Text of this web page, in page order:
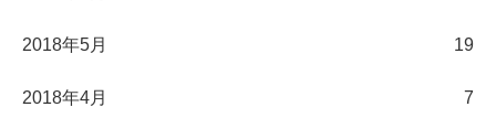
2018年5月 19
2018年4月 7